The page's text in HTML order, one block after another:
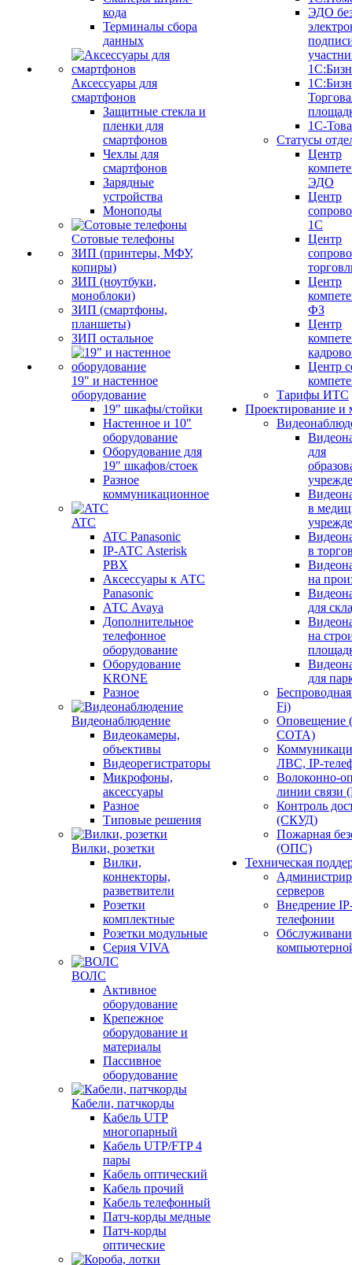
кода
Терминалы сбора
данных
Аксессуары для
смартфонов
Защитные стекла и
пленки для
смартфонов
Чехлы для
смартфонов
Зарядные
устройства
Моноподы
Сотовые телефоны
ЗИП (принтеры, МФУ,
копиры)
ЗИП (ноутбуки,
моноблоки)
ЗИП (смартфоны,
планшеты)
ЗИП остальное
19" и настенное
оборудование
19" шкафы/стойки
Настенное и 10"
оборудование
Оборудование для
19" шкафов/стоек
Разное
коммуникационное
ATC
ATC Panasonic
IP-АТС Asterisk
PBX
Аксессуары к АТС
Panasonic
АТС Avaya
Дополнительное
телефонное
оборудование
Оборудование
KRONE
Разное
Видеонаблюдение
Видеокамеры,
объективы
Видеорегистраторы
Микрофоны,
аксессуары
Разное
Типовые решения
Вилки, розетки
Вилки,
коннекторы,
разветвители
Розетки
комплектные
Розетки модульные
Серия VIVA
ВОЛС
Активное
оборудование
Крепежное
оборудование и
материалы
Пассивное
оборудование
Кабели, патчкорды
Кабель UTP
многопарный
Кабель UTP/FTP 4
пары
Кабель оптический
Кабель прочий
Кабель телефонный
Патч-корды медные
Патч-корды
оптические
ЭДО
1С-
Статусы
Центр
ЭДО
Центр
1С
Центр
Центр
ФЗ
Центр
Центр
Тарифы ИТС
Проектирование и
для
в
в
на
для
на
для
Fi)
СОТА)
ЛВС, IP-
Волоконно-
линии
Контроль
(СКУД)
Пожарная
(ОПС)
Техническая
серверов
Внедрение
телефонии